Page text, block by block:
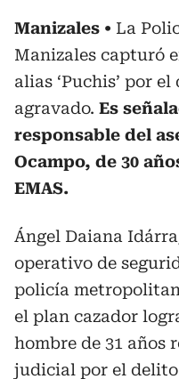
Manizales
La
Manizales capturó
alias ‘Puchis’ por
agravado. Es
responsable del
Ocampo, de 30
EMAS.
Ángel Daiana
operativo de
policía
el plan cazador
hombre de 31 años
judicial por el